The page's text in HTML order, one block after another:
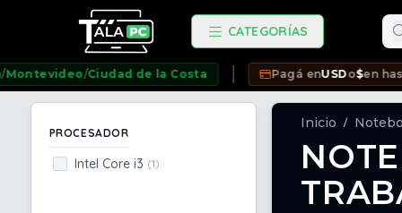
CATEGORÍAS
/Ciudad de la Costa Pagá enUSDo$en hasta 12
PROCESADOR
Intel Core i3 (1)
Inicio /